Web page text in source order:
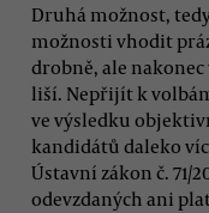
Druhá možnost,
možnosti vhodit
drobně, ale
liší. Nepřijít k
ve výsledku
kandidátů daleko
Ústavní zákon č. 71/
odevzdaných ani